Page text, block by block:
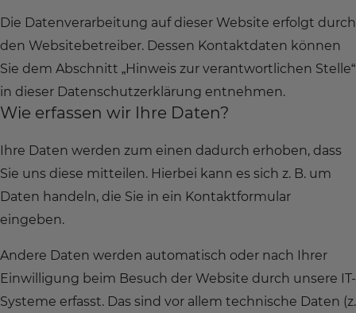
Die Datenverarbeitung auf dieser Website erfolgt durch
den Websitebetreiber. Dessen Kontaktdaten können
Sie dem Abschnitt „Hinweis zur verantwortlichen Stelle“
in dieser Datenschutzerklärung entnehmen.
Wie erfassen wir Ihre Daten?
Ihre Daten werden zum einen dadurch erhoben, dass
Sie uns diese mitteilen. Hierbei kann es sich z. B. um
Daten handeln, die Sie in ein Kontaktformular
eingeben.
Andere Daten werden automatisch oder nach Ihrer
Einwilligung beim Besuch der Website durch unsere IT-
Systeme erfasst. Das sind vor allem technische Daten (z.